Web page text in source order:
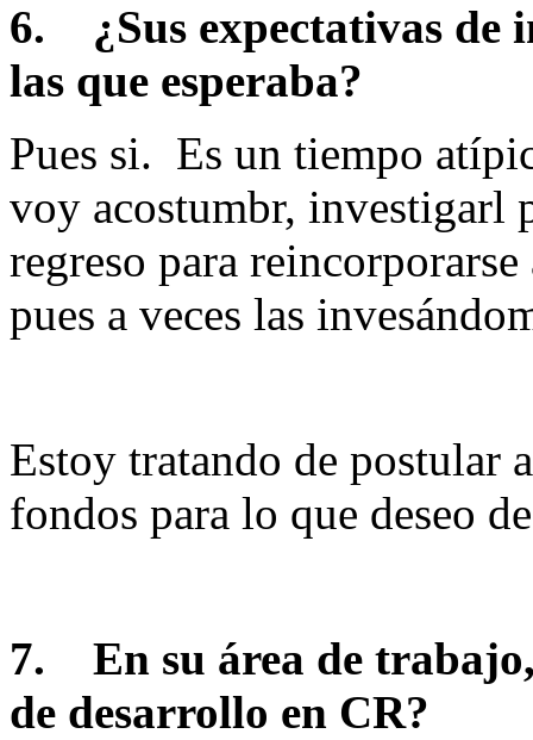
6. ¿Sus expectativas
las que esperaba?
Pues si. Es un tiempo
voy acostumbr, investigarl
regreso para
pues a veces las
Estoy tratando de postular
fondos para lo que deseo
7. En su área de
de desarrollo en CR?